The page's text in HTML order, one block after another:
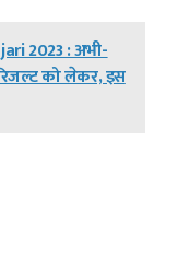
2023 : अभी-
को लेकर, इस